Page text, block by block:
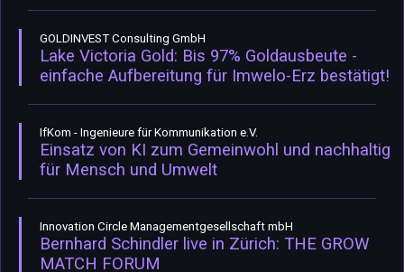
GOLDINVEST Consulting GmbH
Lake Victoria Gold: Bis 97% Goldausbeute -
einfache Aufbereitung für Imwelo-Erz bestätigt!
IfKom - Ingenieure für Kommunikation e.V.
Einsatz von KI zum Gemeinwohl und nachhaltig
für Mensch und Umwelt
Innovation Circle Managementgesellschaft mbH
Bernhard Schindler live in Zürich: THE GROW
MATCH FORUM